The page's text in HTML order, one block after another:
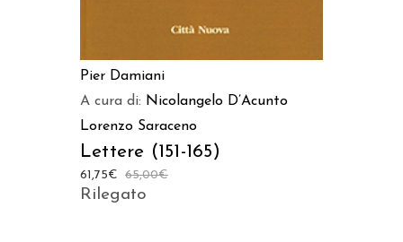
Pier Damiani
A cura di: Nicolangelo D’Acunto
Lorenzo Saraceno
Lettere (151-165)
65,00€
61,75€
Rilegato